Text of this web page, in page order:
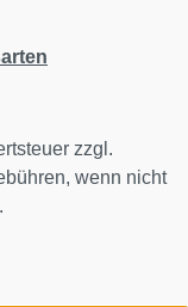
zzgl.
wenn nicht